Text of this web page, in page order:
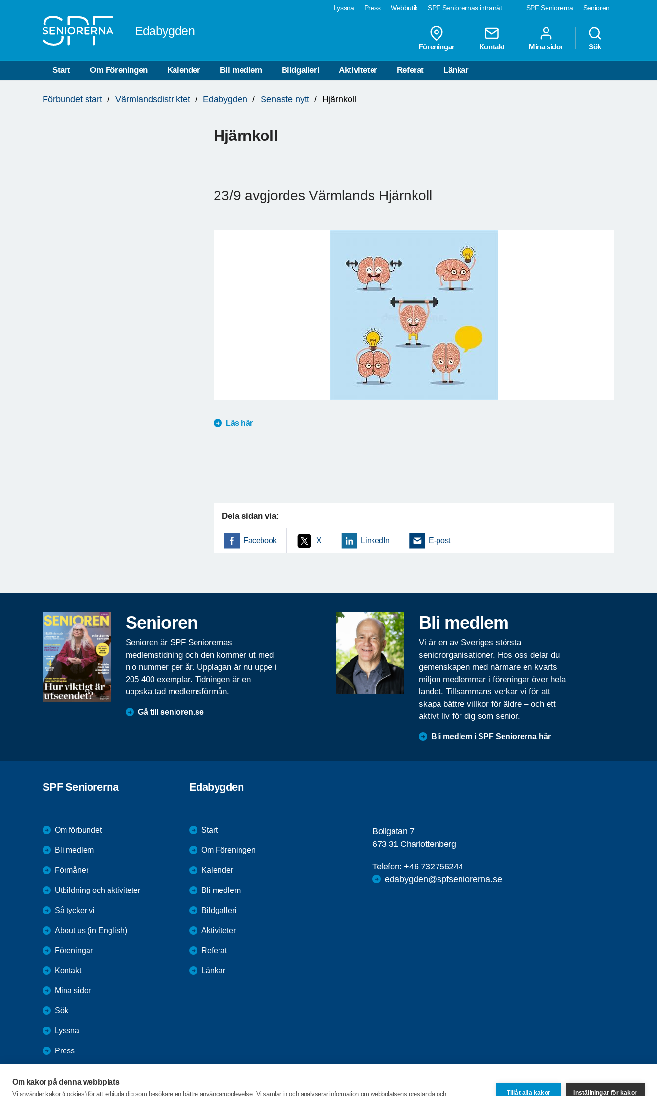
Om kakor på denna webbplats
Vi använder kakor (cookies) för att erbjuda dig som besökare en bättre användarupplevelse. Vi samlar in och analyserar information om webbplatsens prestanda och Tillåt alla kakor Inställningar för kakor
SPF Seniorerna Senioren
Lyssna Press Webbutik SPF Seniorernas intranät
Edabygden
Föreningar Kontakt Mina sidor Sök
Start Om Föreningen Kalender Bli medlem Bildgalleri Aktiviteter Referat Länkar
är
Förbundet start Värmlandsdistriktet Edabygden Senaste nytt Hjärnkoll
Hjärnkoll
23/9 avgjordes Värmlands Hjärnkoll
Läs här
Dela sidan via:
Facebook X LinkedIn E-post
Senioren
Senioren är SPF Seniorernas
medlemstidning och den kommer ut med
nio nummer per år. Upplagan är nu uppe i
205 400 exemplar. Tidningen är en
uppskattad medlemsförmån.
Gå till senioren.se
Bli medlem
Vi är en av Sveriges största
seniororganisationer. Hos oss delar du
gemenskapen med närmare en kvarts
miljon medlemmar i föreningar över hela
landet. Tillsammans verkar vi för att
skapa bättre villkor för äldre – och ett
aktivt liv för dig som senior.
Bli medlem i SPF Seniorerna här
SPF Seniorerna
Om förbundet
Bli medlem
Förmåner
Utbildning och aktiviteter
Så tycker vi
About us (in English)
Föreningar
Kontakt
Mina sidor
Sök
Lyssna
Press
SPF Seniorernas intranät
Edabygden
Start
Om Föreningen
Kalender
Bli medlem
Bildgalleri
Aktiviteter
Referat
Länkar
Bollgatan 7
673 31 Charlottenberg
Telefon:+46 732756244
edabygden@spfseniorerna.se